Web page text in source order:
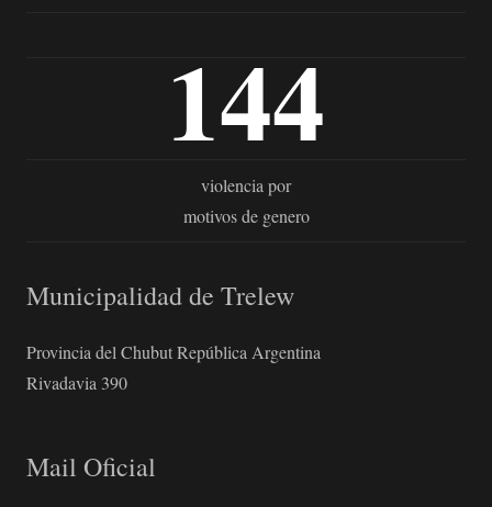
144
violencia por
motivos de genero
Municipalidad de Trelew
Provincia del Chubut República Argentina
Rivadavia 390
Mail Oficial